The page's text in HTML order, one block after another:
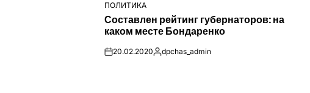
ОПУБЛІКУВАТИ
У
ПОЛИТИКА
Составлен рейтинг губернаторов: на
каком месте Бондаренко
on20.02.2020Опубліковано
dpchas_admin